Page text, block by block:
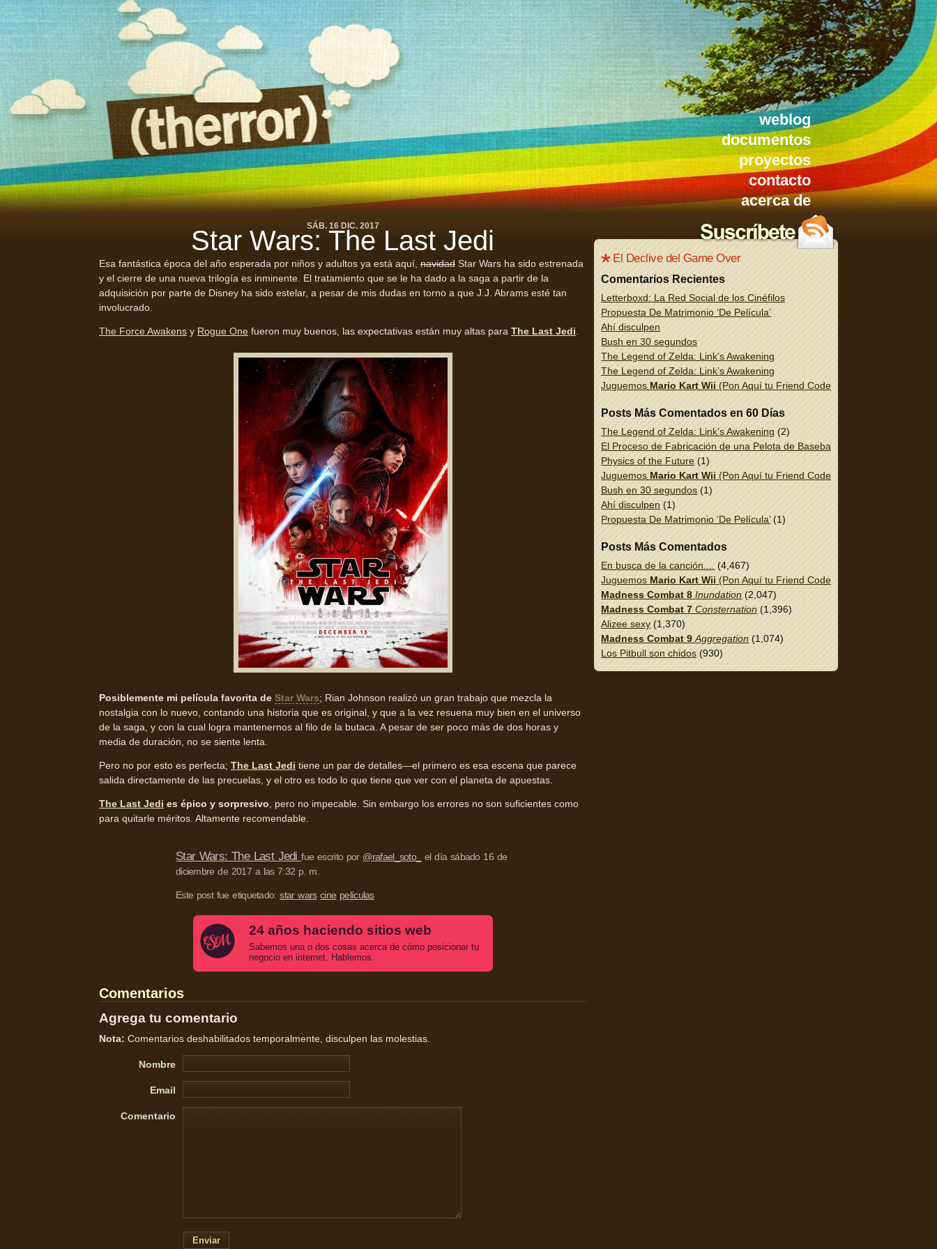
weblog
documentos
proyectos
contacto
acerca de
SÁB. 16 DIC. 2017
Star Wars: The Last Jedi
Esa fantástica época del año esperada por niños y adultos ya está aquí, navidad Star Wars ha sido estrenada
y el cierre de una nueva trilogía es inminente. El tratamiento que se le ha dado a la saga a partir de la
adquisición por parte de Disney ha sido estelar, a pesar de mis dudas en torno a que J.J. Abrams esté tan
involucrado.
The Force Awakens y Rogue One fueron muy buenos, las expectativas están muy altas para The Last Jedi.
Posiblemente mi película favorita de Star Wars; Rian Johnson realizó un gran trabajo que mezcla la
nostalgia con lo nuevo, contando una historia que es original, y que a la vez resuena muy bien en el universo
de la saga, y con la cual logra mantenernos al filo de la butaca. A pesar de ser poco más de dos horas y
media de duración, no se siente lenta.
Pero no por esto es perfecta; The Last Jedi tiene un par de detalles—el primero es esa escena que parece
salida directamente de las precuelas, y el otro es todo lo que tiene que ver con el planeta de apuestas.
The Last Jedi es épico y sorpresivo, pero no impecable. Sin embargo los errores no son suficientes como
para quitarle méritos. Altamente recomendable.
Star Wars: The Last Jedifue escrito por @rafael_soto_
el día sábado 16 de
diciembre de 2017 a las 7:32 p. m.
Este post fue etiquetado:star wars cine películas
24 años haciendo sitios web
Sabemos una o dos cosas acerca de cómo posicionar tu
negocio en internet. Hablemos.
Comentarios
Agrega tu comentario
Nota: Comentarios deshabilitados temporalmente, disculpen las molestias.
Nombre
Email
Comentario
Enviar
El Declive del Game Over
Comentarios Recientes
Letterboxd: La Red Social de los Cinéfilos
Propuesta De Matrimonio ‘De Película’
Ahí disculpen
Bush en 30 segundos
The Legend of Zelda: Link’s Awakening
The Legend of Zelda: Link’s Awakening
Juguemos Mario Kart Wii (Pon Aquí tu Friend Code!)
Posts Más Comentados en 60 Días
The Legend of Zelda: Link’s Awakening (2)
El Proceso de Fabricación de una Pelota de Baseball
Physics of the Future (1)
Juguemos Mario Kart Wii (Pon Aquí tu Friend Code!)
Bush en 30 segundos (1)
Ahí disculpen (1)
Propuesta De Matrimonio ‘De Película’(1)
Posts Más Comentados
En busca de la canción.... (4,467)
Juguemos Mario Kart Wii (Pon Aquí tu Friend Code!)
Madness Combat 8 Inundation (2,047)
Madness Combat 7 Consternation (1,396)
Alizee sexy (1,370)
Madness Combat 9 Aggregation (1,074)
Los Pitbull son chidos (930)